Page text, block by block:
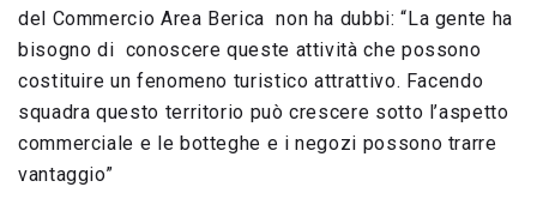
del Commercio Area Berica non ha dubbi: “La gente ha
bisogno di conoscere queste attività che possono
costituire un fenomeno turistico attrattivo. Facendo
squadra questo territorio può crescere sotto l’aspetto
commerciale e le botteghe e i negozi possono trarre
vantaggio”